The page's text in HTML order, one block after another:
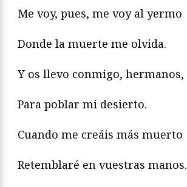
Me voy, pues, me voy al yermo
Donde la muerte me olvida.
Y os llevo conmigo, hermanos,
Para poblar mi desierto.
Cuando me creáis más muerto
Retemblaré en vuestras manos.